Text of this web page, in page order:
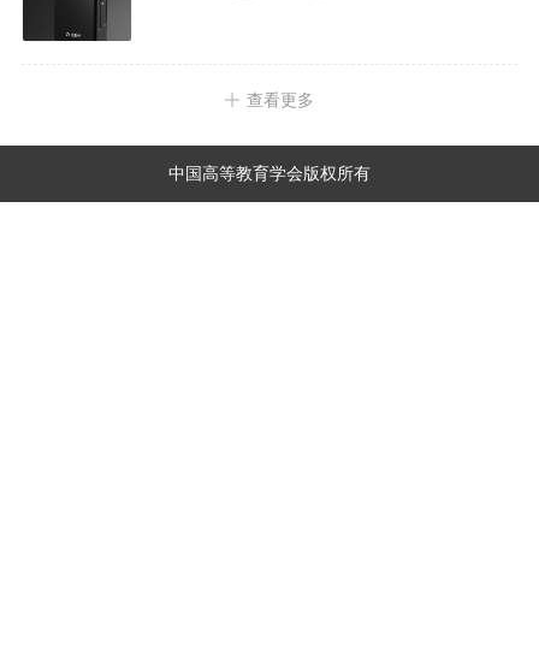
查看更多
中国高等教育学会版权所有